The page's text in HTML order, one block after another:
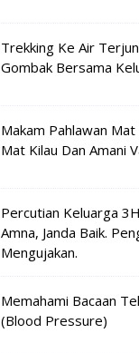
Trekking Ke Air
Gombak Bersama
Makam Pahlawan Mat
Mat Kilau Dan Amani
Percutian Keluarga
Amna, Janda Baik.
Mengujakan.
Memahami Bacaan
(Blood Pressure)